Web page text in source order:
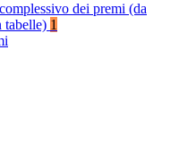
dei premi (da
tabelle) 1